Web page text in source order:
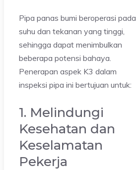
Pipa panas bumi beroperasi pada
suhu dan tekanan yang tinggi,
sehingga dapat menimbulkan
beberapa potensi bahaya.
Penerapan aspek K3 dalam
inspeksi pipa ini bertujuan untuk:
1. Melindungi
Kesehatan dan
Keselamatan
Pekerja